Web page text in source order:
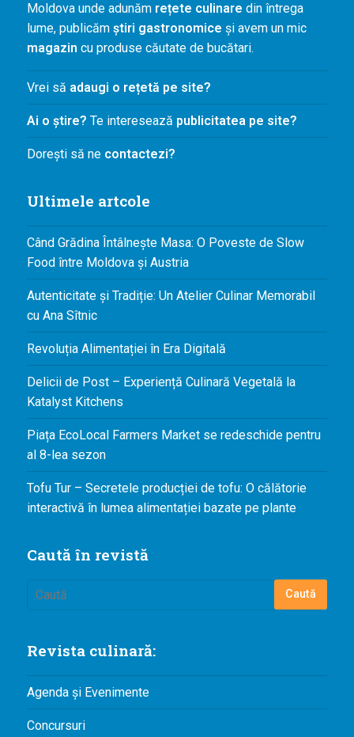
Moldova unde adunăm rețete culinare din întrega
lume, publicăm știri gastronomice și avem un mic
magazin cu produse căutate de bucătari.
Vrei să adaugi o rețetă pe site?
Ai o știre? Te interesează publicitatea pe site?
Dorești să necontactezi?
Ultimele artcole
Când Grădina Întâlnește Masa: O Poveste de Slow
Food între Moldova și Austria
Autenticitate și Tradiție: Un Atelier Culinar Memorabil
cu Ana Sîtnic
Revoluția Alimentației în Era Digitală
Delicii de Post – Experiență Culinară Vegetală la
Katalyst Kitchens
Piața EcoLocal Farmers Market se redeschide pentru
al 8-lea sezon
Tofu Tur – Secretele producției de tofu: O călătorie
interactivă în lumea alimentației bazate pe plante
Caută în revistă
Revista culinară:
Agenda și Evenimente
Concursuri